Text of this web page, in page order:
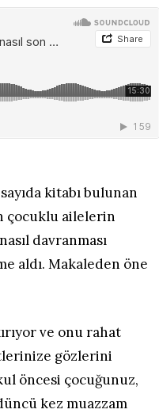
kitabı bulunan
çocuklu ailelerin
davranması
aldı. Makaleden öne
ve onu rahat
gözlerini
öncesi çocuğunuz,
kez muazzam